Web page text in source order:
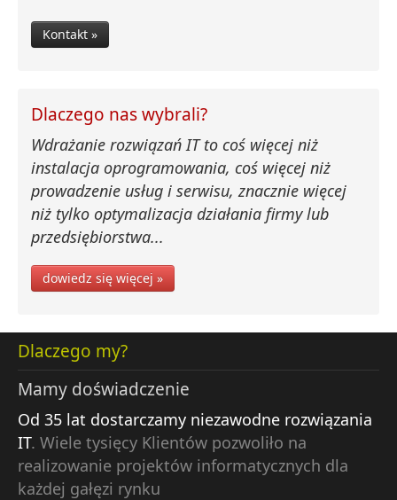
Kontakt »
Dlaczego nas wybrali?
Wdrażanie rozwiązań IT to coś więcej niż
instalacja oprogramowania, coś więcej niż
prowadzenie usług i serwisu, znacznie więcej
niż tylko optymalizacja działania firmy lub
przedsiębiorstwa...
dowiedz się więcej »
Dlaczego my?
Mamy doświadczenie
Od 35 lat dostarczamy niezawodne rozwiązania
IT. Wiele tysięcy Klientów pozwoliło na
realizowanie projektów informatycznych dla
każdej gałęzi rynku